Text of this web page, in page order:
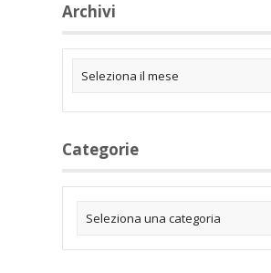
Archivi
Categorie